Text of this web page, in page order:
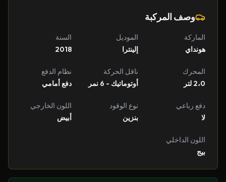
وصف المركبة
الماركة
هونداي
الموديل
إلينترا
السنة
2018
المحرك
2،0 لتر
ناقل الحركة
أوتوماتيك - 6 نمر
نظام الدفع
دفع أمامي
دفع رباعي
لا
نوع الوقود
بنزين
اللون الخارجي
أبيض
اللون الداخلي
بيج